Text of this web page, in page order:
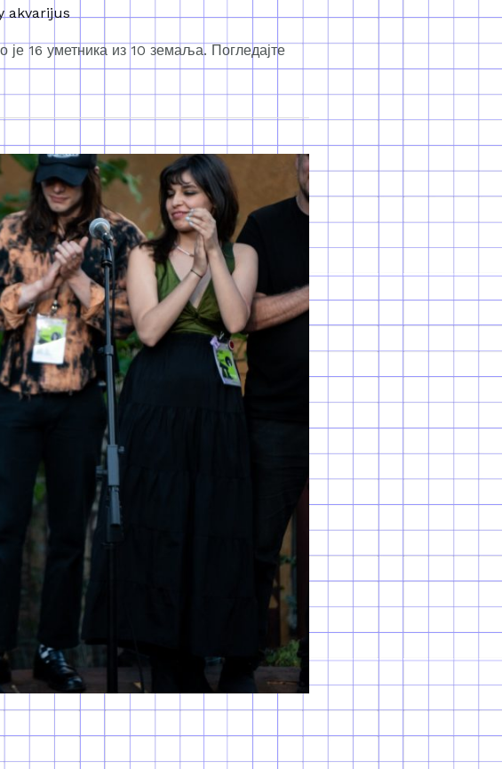
akvarijus
је 16 уметника из 10 земаља. Погледајте